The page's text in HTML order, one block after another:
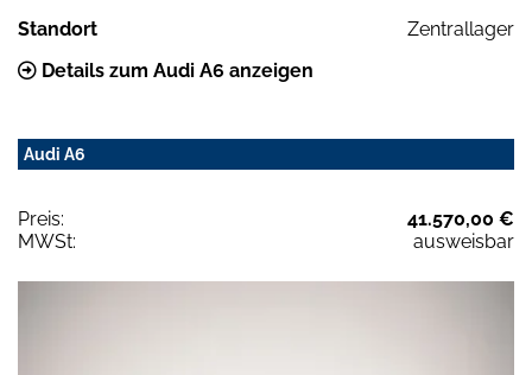
Standort
Zentrallager
Details zum Audi A6 anzeigen
Audi A6
Preis:
41.570,00 €
MWSt:
ausweisbar